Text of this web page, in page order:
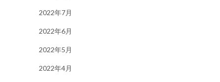
2022年7月
2022年6月
2022年5月
2022年4月